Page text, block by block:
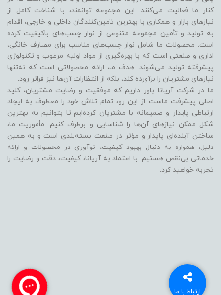
ارتباط با ما
کنار ما فعالیت می‌کنند. این مجموعه توانمند، با شناخت کامل از
نیازهای بازار و همکاری با بهترین تأمین‌کنندگان داخلی و خارجی، اقدام
به تولید و تأمین مجموعه متنوعی از نوار چسب‌های باکیفیت کرده
است. محصولات ما شامل نوار چسب‌های مناسب برای مصارف خانگی،
اداری و صنعتی است که با بهره‌گیری از مواد اولیه مرغوب و تکنولوژی
پیشرفته تولید می‌شوند. هدف ما، ارائه محصولاتی است که نه‌تنها
نیازهای مشتریان را برآورده کند، بلکه از انتظارات آن‌ها نیز فراتر رود.
ما در شرکت آریانا باور داریم که موفقیت و رضایت مشتریان، کلید
اصلی پیشرفت ماست. از این رو، تمام تلاش خود را معطوف به ایجاد
ارتباطی پایدار و صمیمانه با مشتریان کرده‌ایم تا بتوانیم به بهترین
شکل ممکن نیازهای آن‌ها را شناسایی و برطرف کنیم. مأموریت ما،
ساختن آینده‌ای پایدار و مؤثر در صنعت بسته‌بندی است و به همین
دلیل، همواره به دنبال بهبود کیفیت، نوآوری در محصولات و ارائه
خدماتی بی‌نقص هستیم. با اعتماد به آریانا، کیفیت، دقت و رضایت را
تجربه خواهید کرد.